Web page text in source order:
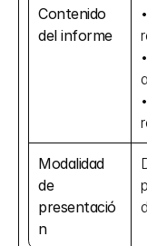
Contenido
del informe
Modalidad
de
presentació
n